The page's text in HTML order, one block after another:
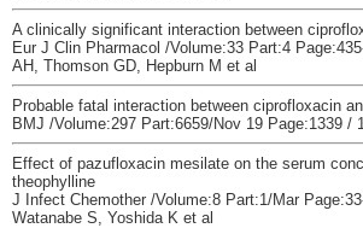
A clinically significant interaction between
Eur J Clin Pharmacol /Volume:33 Part:4
AH, Thomson GD, Hepburn M et al
Probable fatal interaction between ciprofloxacin
BMJ /Volume:297 Part:6659/Nov 19 Page:1339 /
Effect of pazufloxacin mesilate on the serum
theophylline
J Infect Chemother /Volume:8 Part:1/Mar
Watanabe S, Yoshida K et al